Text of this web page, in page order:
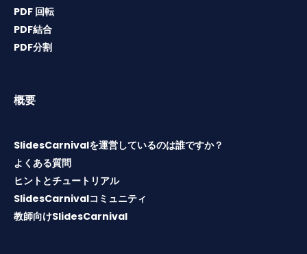
PDF 回転
PDF結合
PDF分割
概要
SlidesCarnivalを運営しているのは誰ですか？
よくある質問
ヒントとチュートリアル
SlidesCarnivalコミュニティ
教師向けSlidesCarnival